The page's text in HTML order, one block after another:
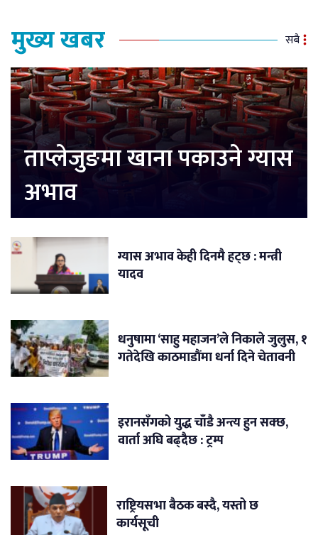
मुख्य खबर सबै
ताप्लेजुङमा खाना पकाउने ग्यास
अभाव
ग्यास अभाव केही दिनमै हट्छ : मन्त्री
यादव
धनुषामा ‘साहु महाजन’ले निकाले जुलुस, १
गतेदेखि काठमाडौंमा धर्ना दिने चेतावनी
इरानसँगको युद्ध चाँडै अन्त्य हुन सक्छ,
वार्ता अघि बढ्दैछ : ट्रम्प
राष्ट्रियसभा बैठक बस्दै, यस्तो छ
कार्यसूची